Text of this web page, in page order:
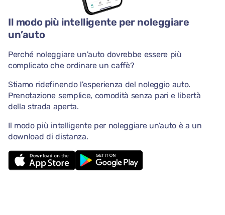
Il modo più intelligente per noleggiare
un’auto
Perché noleggiare un'auto dovrebbe essere più
complicato che ordinare un caffè?
Stiamo ridefinendo l'esperienza del noleggio auto.
Prenotazione semplice, comodità senza pari e libertà
della strada aperta.
Il modo più intelligente per noleggiare un’auto è a un
download di distanza.